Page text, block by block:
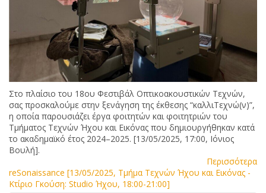
Στο πλαίσιο του 18ου Φεστιβάλ Οπτικοακουστικών Τεχνών,
σας προσκαλούμε στην ξενάγηση της έκθεσης “καλλιΤεχνώ(ν)”,
η οποία παρουσιάζει έργα φοιτητών και φοιτητριών του
Τμήματος Τεχνών Ήχου και Εικόνας που δημιουργήθηκαν κατά
το ακαδημαϊκό έτος 2024–2025. [13/05/2025, 17:00, Ιόνιος
Βουλή].
Περισσότερα
reSonaissance [13/05/2025, Τμήμα Τεχνών Ήχου και Εικόνας -
Κτίριο Γκούση: Studio Ήχου, 18:00-21:00]